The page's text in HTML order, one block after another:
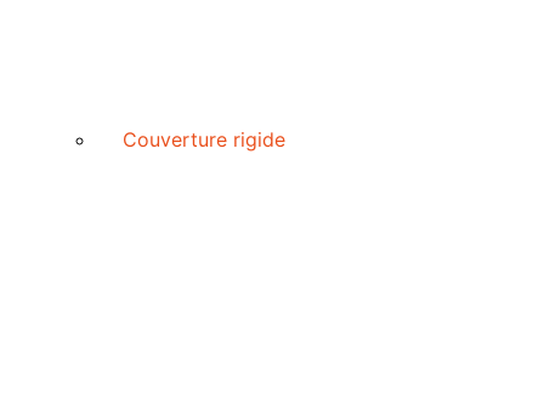
Couverture rigide